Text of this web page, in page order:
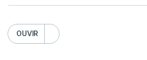
OUVIR